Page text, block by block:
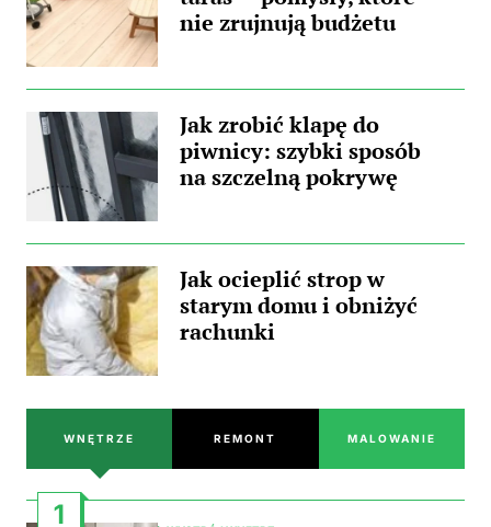
nie zrujnują budżetu
Jak zrobić klapę do
piwnicy: szybki sposób
na szczelną pokrywę
Jak ocieplić strop w
starym domu i obniżyć
rachunki
WNĘTRZE REMONT MALOWANIE
1